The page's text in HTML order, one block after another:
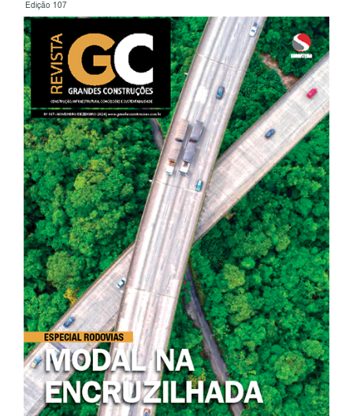
Edição 107